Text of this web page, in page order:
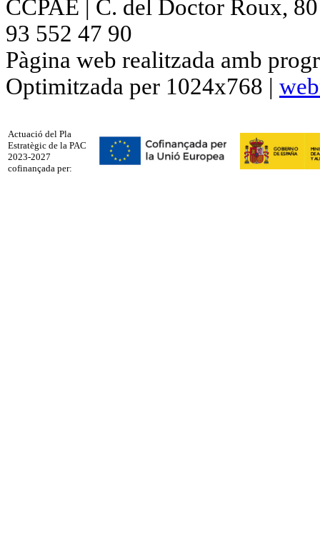
CCPAE | C. del Doctor Roux,
93 552 47 90
Pàgina web realitzada amb
Optimitzada per 1024x768 |
Actuació del Pla
Estratègic de la PAC
2023-2027
cofinançada per: